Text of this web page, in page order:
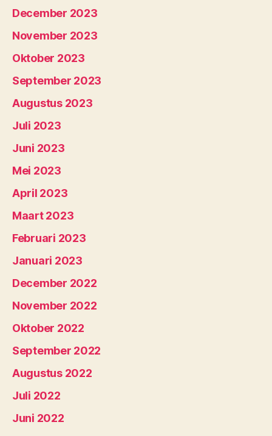
December 2023
November 2023
Oktober 2023
September 2023
Augustus 2023
Juli 2023
Juni 2023
Mei 2023
April 2023
Maart 2023
Februari 2023
Januari 2023
December 2022
November 2022
Oktober 2022
September 2022
Augustus 2022
Juli 2022
Juni 2022